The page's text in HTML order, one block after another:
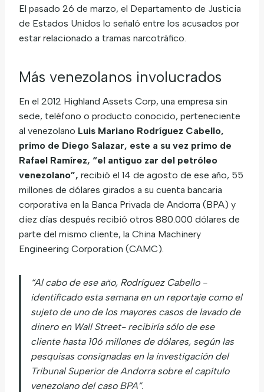
El pasado 26 de marzo, el Departamento de Justicia
de Estados Unidos lo señaló entre los acusados por
estar relacionado a tramas narcotráfico.
Más venezolanos involucrados
En el 2012 Highland Assets Corp, una empresa sin
sede, teléfono o producto conocido, perteneciente
al venezolano Luis Mariano Rodríguez Cabello,
primo de Diego Salazar, este a su vez primo de
Rafael Ramírez, “el antiguo zar del petróleo
venezolano”, recibió el 14 de agosto de ese año, 55
millones de dólares girados a su cuenta bancaria
corporativa en la Banca Privada de Andorra (BPA) y
diez días después recibió otros 880.000 dólares de
parte del mismo cliente, la China Machinery
Engineering Corporation (CAMC).
“Al cabo de ese año, Rodríguez Cabello -
identificado esta semana en un reportaje como el
sujeto de uno de los mayores casos de lavado de
dinero en Wall Street- recibiría sólo de ese
cliente hasta 106 millones de dólares, según las
pesquisas consignadas en la investigación del
Tribunal Superior de Andorra sobre el capítulo
venezolano del caso BPA”.